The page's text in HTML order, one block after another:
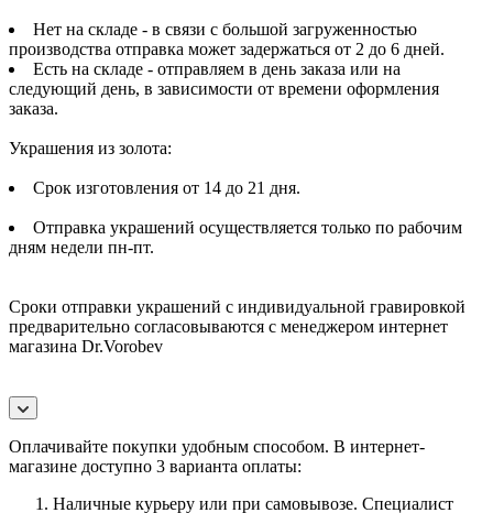
Нет на складе - в связи с большой загруженностью
производства отправка может задержаться от 2 до 6 дней.
Есть на складе - отправляем в день заказа или на
следующий день, в зависимости от времени оформления
заказа.
Украшения из золота:
Срок изготовления от 14 до 21 дня.
Отправка украшений осуществляется только по рабочим
дням недели пн-пт.
Сроки отправки украшений с индивидуальной гравировкой
предварительно согласовываются с менеджером интернет
магазина Dr.Vorobev
Оплачивайте покупки удобным способом. В интернет-
магазине доступно 3 варианта оплаты:
Наличные курьеру или при самовывозе. Специалист